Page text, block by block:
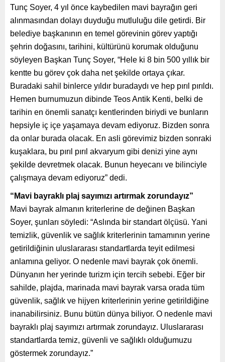
Tunç Soyer, 4 yıl önce kaybedilen mavi bayrağın geri
alınmasından dolayı duyduğu mutluluğu dile getirdi. Bir
belediye başkanının en temel görevinin görev yaptığı
şehrin doğasını, tarihini, kültürünü korumak olduğunu
söyleyen Başkan Tunç Soyer, “Hele ki 8 bin 500 yıllık bir
kentte bu görev çok daha net şekilde ortaya çıkar.
Buradaki sahil binlerce yıldır buradaydı ve hep pırıl pırıldı.
Hemen burnumuzun dibinde Teos Antik Kenti, belki de
tarihin en önemli sanatçı kentlerinden biriydi ve bunların
hepsiyle iç içe yaşamaya devam ediyoruz. Bizden sonra
da onlar burada olacak. En asli görevimiz bizden sonraki
kuşaklara, bu pırıl pırıl akvaryum gibi denizi yine aynı
şekilde devretmek olacak. Bunun heyecanı ve bilinciyle
çalışmaya devam ediyoruz” dedi.
“Mavi bayraklı plaj sayımızı artırmak zorundayız”
Mavi bayrak almanın kriterlerine de değinen Başkan
Soyer, şunları söyledi: “Aslında bir standart ölçüsü. Yani
temizlik, güvenlik ve sağlık kriterlerinin tamamının yerine
getirildiğinin uluslararası standartlarda teyit edilmesi
anlamına geliyor. O nedenle mavi bayrak çok önemli.
Dünyanın her yerinde turizm için tercih sebebi. Eğer bir
sahilde, plajda, marinada mavi bayrak varsa orada tüm
güvenlik, sağlık ve hijyen kriterlerinin yerine getirildiğine
inanabilirsiniz. Bunu bütün dünya biliyor. O nedenle mavi
bayraklı plaj sayımızı artırmak zorundayız. Uluslararası
standartlarda temiz, güvenli ve sağlıklı olduğumuzu
göstermek zorundayız.”